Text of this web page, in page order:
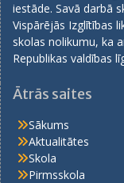
iestāde. Savā darbā
Vispārējās Izglītības
skolas nolikumu, ka
Republikas valdības
Ātrās saites
Sākums
Aktualitātes
Skola
Pirmsskola